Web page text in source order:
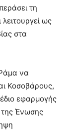
τη
ως
στα
να
Κοσοβάρους,
εφαρμογής
της Ένωσης